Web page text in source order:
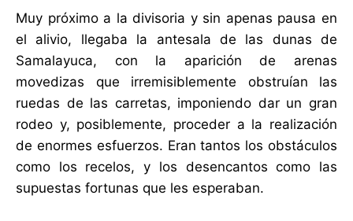
Muy próximo a la divisoria y sin apenas pausa en
el alivio, llegaba la antesala de las dunas de
Samalayuca, con la aparición de arenas
movedizas que irremisiblemente obstruían las
ruedas de las carretas, imponiendo dar un gran
rodeo y, posiblemente, proceder a la realización
de enormes esfuerzos. Eran tantos los obstáculos
como los recelos, y los desencantos como las
supuestas fortunas que les esperaban.